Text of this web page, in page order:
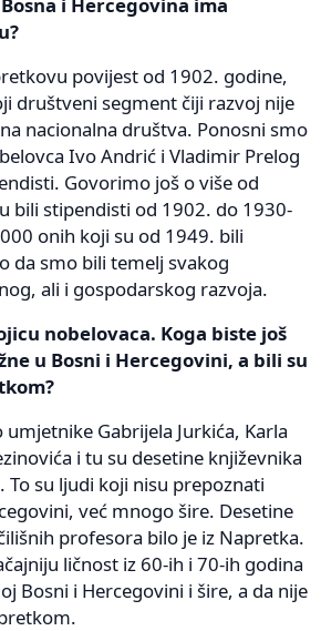
povijest od 1902. godine,
društveni segment čiji razvoj nije
nacionalna društva. Ponosni smo
Ivo Andrić i Vladimir Prelog
Govorimo još o više od
bili stipendisti od 1902. do 1930-
onih koji su od 1949. bili
da smo bili temelj svakog
ali i gospodarskog razvoja.
nobelovaca. Koga biste još
u Bosni i Hercegovini, a bili su
Gabrijela Jurkića, Karla
i tu su desetine književnika
su ljudi koji nisu prepoznati
već mnogo šire. Desetine
profesora bilo je iz Napretka.
ličnost iz 60-ih i 70-ih godina
Bosni i Hercegovini i šire, a da nije